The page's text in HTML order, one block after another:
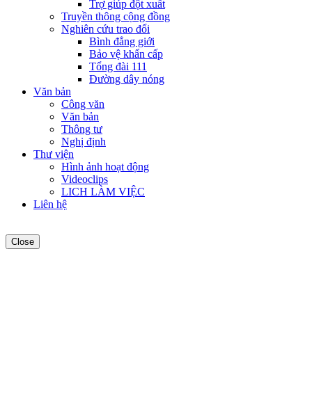
Trợ giúp đột xuất
Truyền thông cộng đồng
Nghiên cứu trao đổi
Bình đẳng giới
Bảo vệ khẩn cấp
Tổng đài 111
Đường dây nóng
Văn bản
Công văn
Văn bản
Thông tư
Nghị định
Thư viện
Hình ảnh hoạt động
Videoclips
LICH LÀM VIỆC
Liên hệ
Close